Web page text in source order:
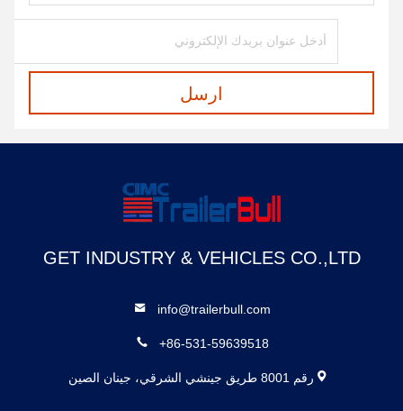
ارسل
GET INDUSTRY & VEHICLES CO.,LTD
info@trailerbull.com
+86-531-59639518
رقم 8001 طريق جينشي الشرقي، جينان الصين